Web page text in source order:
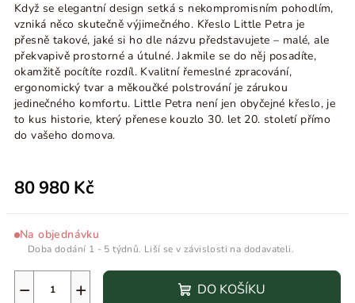
Když se elegantní design setká s nekompromisním pohodlím,
vzniká něco skutečně výjimečného. Křeslo Little Petra je
přesně takové, jaké si ho dle názvu představujete – malé, ale
překvapivě prostorné a útulné. Jakmile se do něj posadíte,
okamžitě pocítíte rozdíl. Kvalitní řemeslné zpracování,
ergonomický tvar a měkoučké polstrování je zárukou
jedinečného komfortu. Little Petra není jen obyčejné křeslo, je
to kus historie, který přenese kouzlo 30. let 20. století přímo
do vašeho domova.
80 980 Kč
Na objednávku
Doba dodání 1 - 5 týdnů. Liší se v závislosti na dodavateli.
+
− DO KOŠÍKU